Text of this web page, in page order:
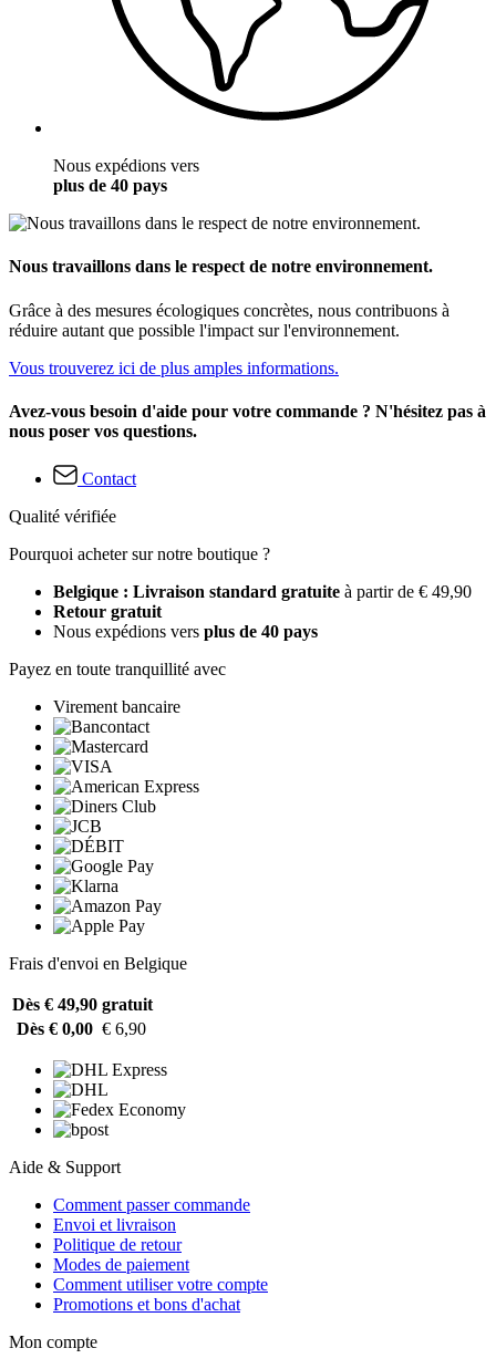
Nous expédions vers
plus de 40 pays
Nous travaillons dans le respect de notre environnement.
Grâce à des mesures écologiques concrètes, nous contribuons à
réduire autant que possible l'impact sur l'environnement.
Vous trouverez ici de plus amples informations.
Avez-vous besoin d'aide pour votre commande ? N'hésitez pas à
nous poser vos questions.
Contact
Qualité vérifiée
Pourquoi acheter sur notre boutique ?
Belgique : Livraison standard gratuite à partir de € 49,90
Retour gratuit
Nous expédions vers plus de 40 pays
Payez en toute tranquillité avec
Virement bancaire
Frais d'envoi en Belgique
Dès € 49,90 gratuit
Dès € 0,00 € 6,90
Aide & Support
Comment passer commande
Envoi et livraison
Politique de retour
Modes de paiement
Comment utiliser votre compte
Promotions et bons d'achat
Mon compte